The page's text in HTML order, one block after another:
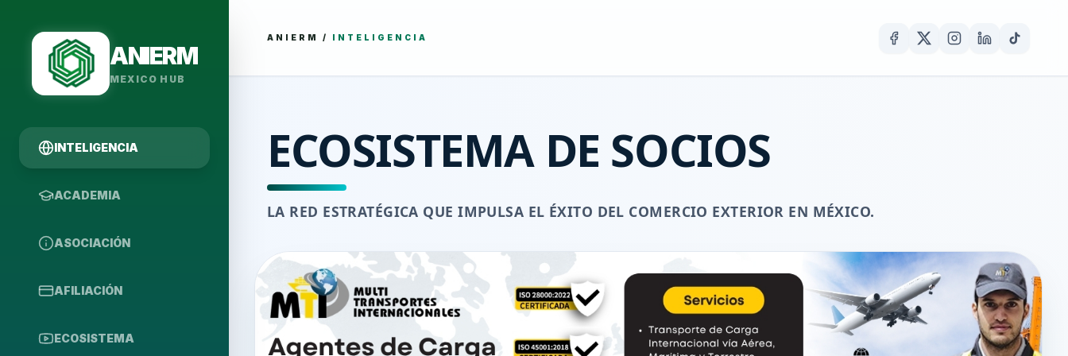
ANIERM
MEXICO HUB
INTELIGENCIA
ACADEMIA
ASOCIACIÓN
AFILIACIÓN
ECOSISTEMA
ANIERM / INTELIGENCIA
ECOSISTEMA DE SOCIOS
LA RED ESTRATÉGICA QUE IMPULSA EL ÉXITO DEL COMERCIO EXTERIOR EN MÉXICO.